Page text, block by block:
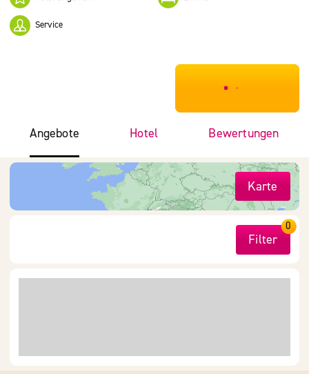
Service
***************
Angebote Hotel Bewertungen
Karte
Filter
0